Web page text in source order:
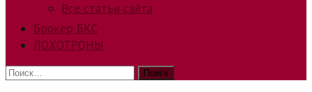
Все статьи сайта
Брокер БКС
ЛОХОТРОНЫ
Найти: